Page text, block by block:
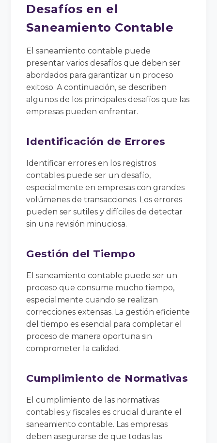
Desafíos en el
Saneamiento Contable
El saneamiento contable puede
presentar varios desafíos que deben ser
abordados para garantizar un proceso
exitoso. A continuación, se describen
algunos de los principales desafíos que las
empresas pueden enfrentar.
Identificación de Errores
Identificar errores en los registros
contables puede ser un desafío,
especialmente en empresas con grandes
volúmenes de transacciones. Los errores
pueden ser sutiles y difíciles de detectar
sin una revisión minuciosa.
Gestión del Tiempo
El saneamiento contable puede ser un
proceso que consume mucho tiempo,
especialmente cuando se realizan
correcciones extensas. La gestión eficiente
del tiempo es esencial para completar el
proceso de manera oportuna sin
comprometer la calidad.
Cumplimiento de Normativas
El cumplimiento de las normativas
contables y fiscales es crucial durante el
saneamiento contable. Las empresas
deben asegurarse de que todas las